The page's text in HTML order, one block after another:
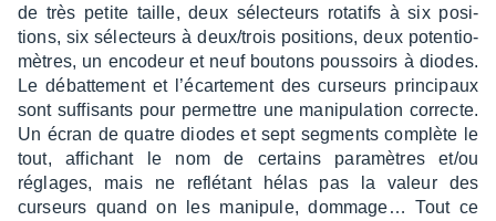
de très petite taille, deux sélec­teurs rota­tifs à six posi­
tions, six sélec­teurs à deux/trois posi­tions, deux poten­tio­
mètres, un enco­deur et neuf boutons pous­soirs à diodes.
Le débat­te­ment et l’écar­te­ment des curseurs prin­ci­paux
sont suffi­sants pour permettre une mani­pu­la­tion correcte.
Un écran de quatre diodes et sept segments complète le
tout, affi­chant le nom de certains para­mètres et/ou
réglages, mais ne reflé­tant hélas pas la valeur des
curseurs quand on les mani­pule, domma­ge… Tout ce